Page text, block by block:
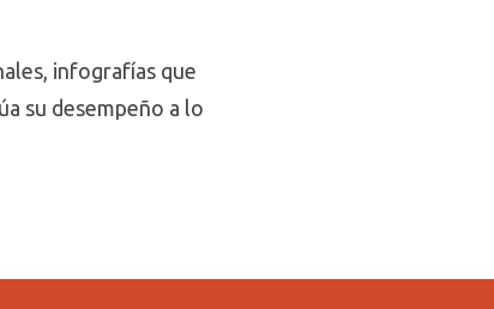
infografías que
su desempeño a lo